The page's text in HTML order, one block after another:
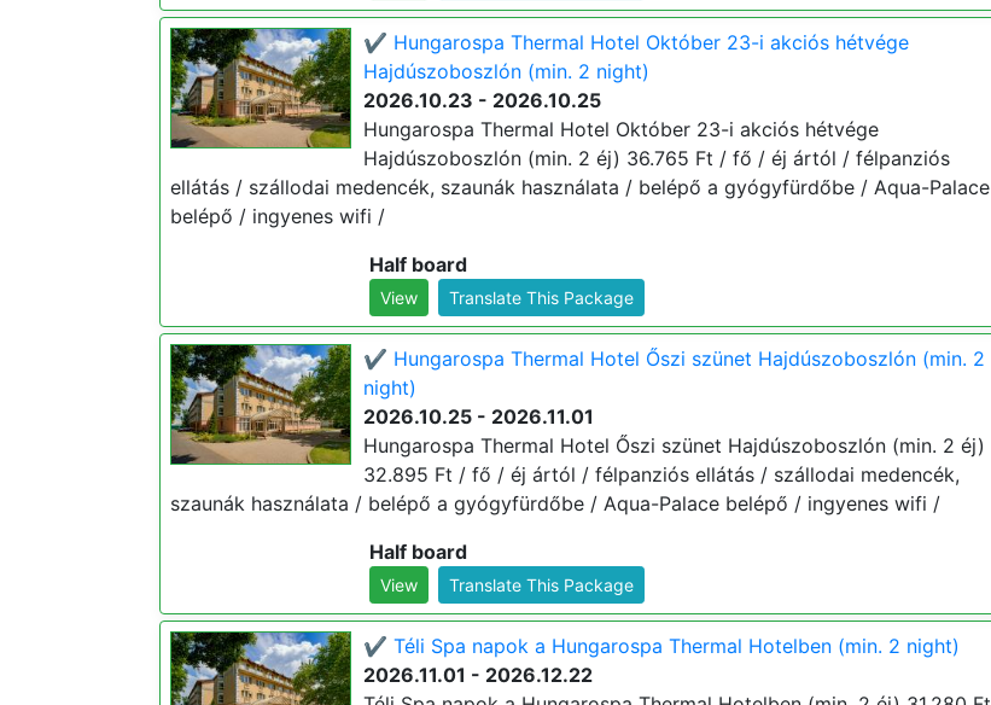
✔️ Hungarospa Thermal Hotel Október 23-i akciós hétvége
Hajdúszoboszlón (min. 2 night)
2026.10.23 - 2026.10.25
Hungarospa Thermal Hotel Október 23-i akciós hétvége
Hajdúszoboszlón (min. 2 éj) 36.765 Ft / fő / éj ártól / félpanziós
ellátás / szállodai medencék, szaunák használata / belépő a gyógyfürdőbe / Aqua-Palace
belépő / ingyenes wifi /
Half board
View Translate This Package
✔️ Hungarospa Thermal Hotel Őszi szünet Hajdúszoboszlón (min. 2
night)
2026.10.25 - 2026.11.01
Hungarospa Thermal Hotel Őszi szünet Hajdúszoboszlón (min. 2 éj)
32.895 Ft / fő / éj ártól / félpanziós ellátás / szállodai medencék,
szaunák használata / belépő a gyógyfürdőbe / Aqua-Palace belépő / ingyenes wifi /
Half board
View Translate This Package
✔️ Téli Spa napok a Hungarospa Thermal Hotelben (min. 2 night)
2026.11.01 - 2026.12.22